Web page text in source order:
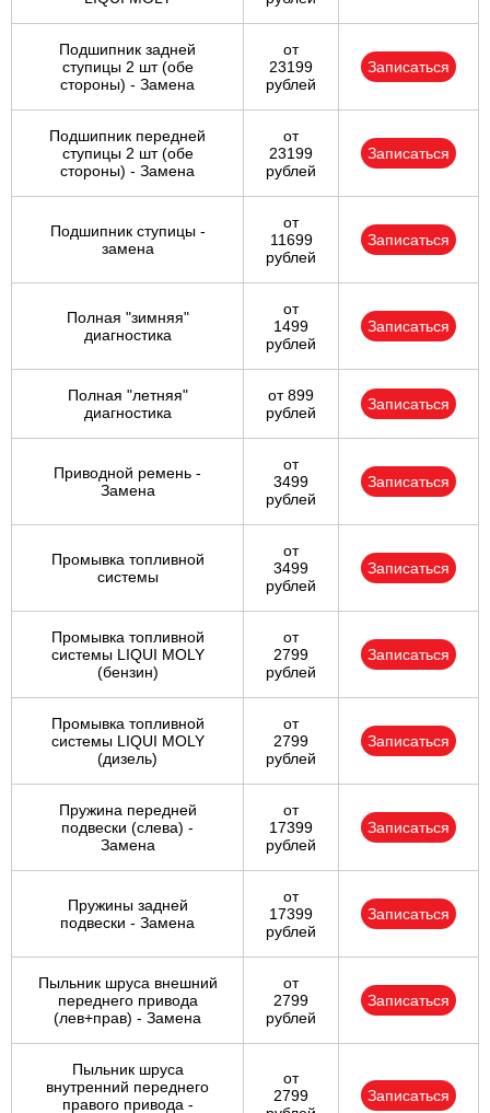
Подшипник задней
ступицы 2 шт (обе
стороны) - Замена
от
23199
рублей
Записаться
Подшипник передней
ступицы 2 шт (обе
стороны) - Замена
от
23199
рублей
Записаться
Подшипник ступицы -
замена
от
11699
рублей
Записаться
Полная "зимняя"
диагностика
от
1499
рублей
Записаться
Полная "летняя"
диагностика
от 899
рублей
Записаться
Приводной ремень -
Замена
от
3499
рублей
Записаться
Промывка топливной
системы
от
3499
рублей
Записаться
Промывка топливной
системы LIQUI MOLY
(бензин)
от
2799
рублей
Записаться
Промывка топливной
системы LIQUI MOLY
(дизель)
от
2799
рублей
Записаться
Пружина передней
подвески (слева) -
Замена
от
17399
рублей
Записаться
Пружины задней
подвески - Замена
от
17399
рублей
Записаться
Пыльник шруса внешний
переднего привода
(лев+прав) - Замена
от
2799
рублей
Записаться
Пыльник шруса
внутренний переднего
правого привода -
от
2799
Записаться